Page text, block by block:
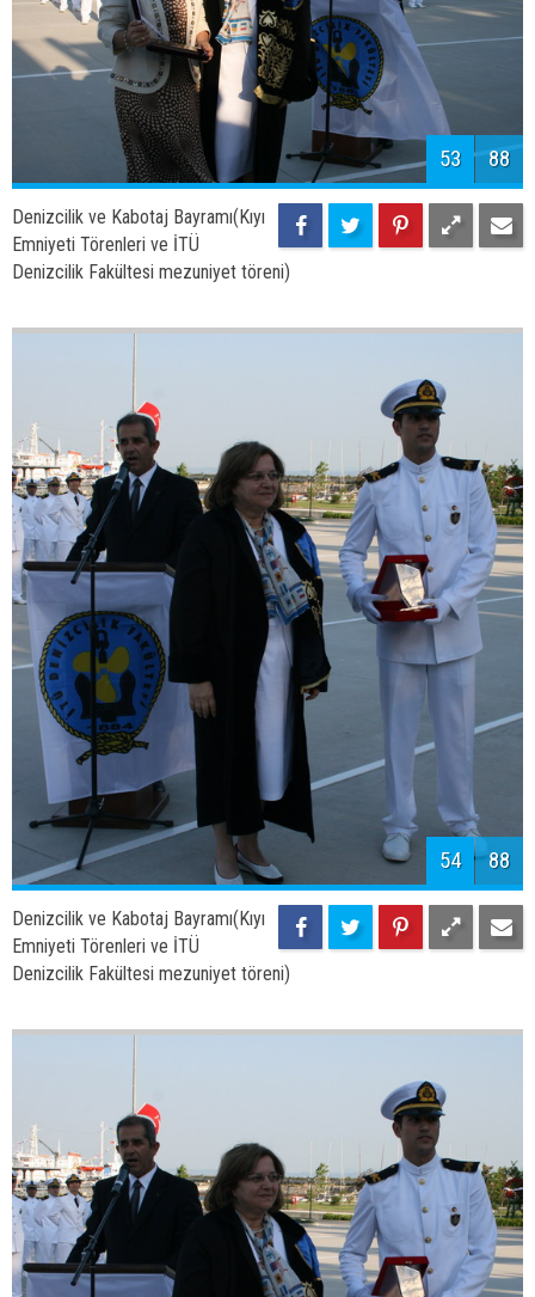
55 88
Emniyeti Törenleri ve İTÜ
56 88
Denizcilik ve Kabotaj Bayramı(Kıyı
Emniyeti Törenleri ve İTÜ
Denizcilik Fakültesi mezuniyet töreni)